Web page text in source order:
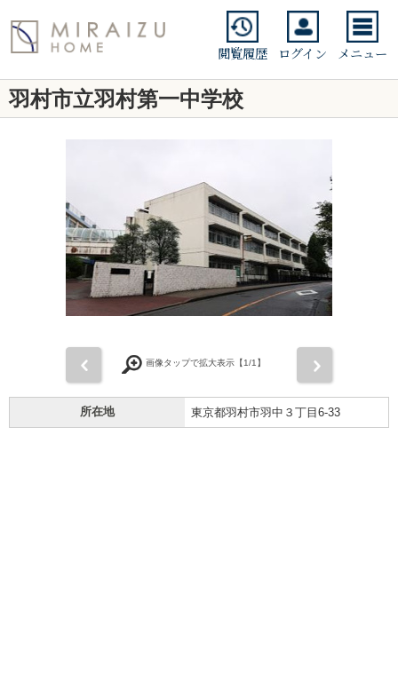
閲覧履歴 ログイン メニュー
羽村市立羽村第一中学校
画像タップで拡大表示【1/1】
所在地 東京都羽村市羽中３丁目6-33